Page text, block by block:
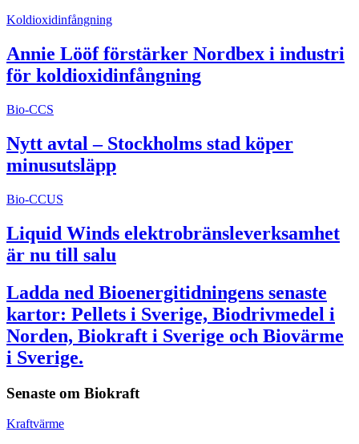
Koldioxidinfångning
Annie Lööf förstärker Nordbex i industri
för koldioxidinfångning
Bio-CCS
Nytt avtal – Stockholms stad köper
minusutsläpp
Bio-CCUS
Liquid Winds elektrobränsleverksamhet
är nu till salu
Ladda ned Bioenergitidningens senaste
kartor: Pellets i Sverige, Biodrivmedel i
Norden, Biokraft i Sverige och Biovärme
i Sverige.
Senaste om Biokraft
Kraftvärme